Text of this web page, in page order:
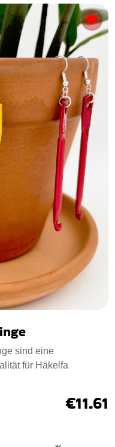
sind eine
für Häkelfa
€11.61